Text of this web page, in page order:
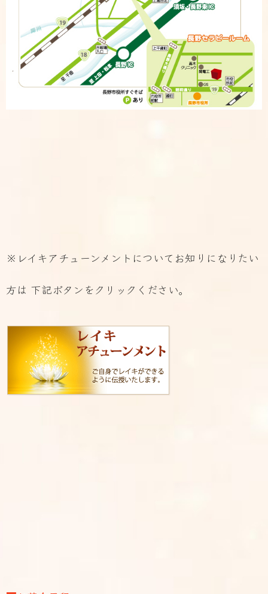
※レイキアチューンメントについてお知りになりたい
方は 下記ボタンをクリックください。